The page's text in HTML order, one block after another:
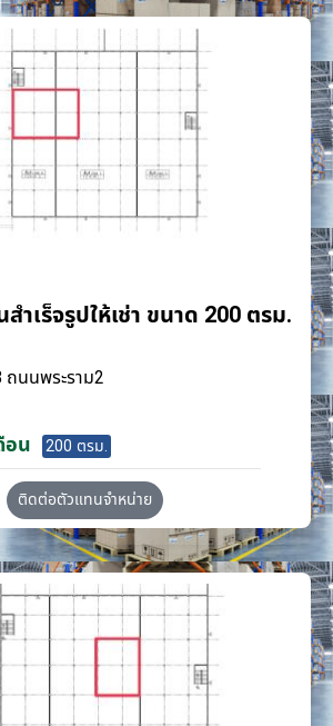
ำเร็จรูปให้เช่า ขนาด 200 ตรม.
ถนนพระราม2
อน 200 ตรม.
ติดต่อตัวแทนจำหน่าย